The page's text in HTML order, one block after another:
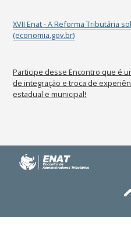
XVII Enat - A Reforma Tributária
(economia.gov.br)
Participe desse Encontro que é
de integração e troca de
estadual e municipal!